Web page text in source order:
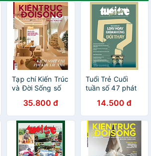
Tạp chí Kiến Trúc
và Đời Sống số
2025)_ Kiểm soát
chi phí khi xây
nhà
35.800 đ
Tuổi Trẻ Cuối
tuần số 47 phát
202514.500 đ